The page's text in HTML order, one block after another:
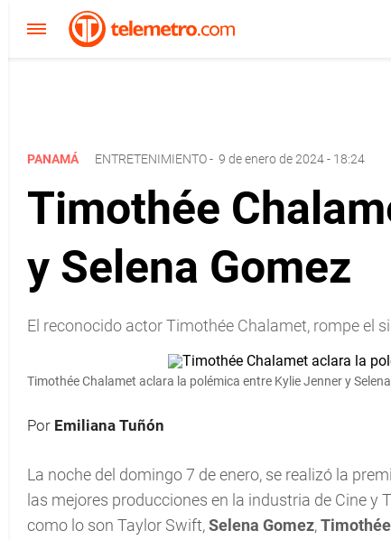
PANAMÁ ENTRETENIMIENTO- 9 de enero de 2024 - 18:24
Timothée
y Selena Gomez
El reconocido actor Timothée Chalamet, rompe el
Timothée Chalamet aclara la polémica entre Kylie Jenner y
Por Emiliana Tuñón
La noche del domingo 7 de enero, se realizó la
las mejores producciones en la industria de Cine y
como lo son Taylor Swift,Selena Gomez,